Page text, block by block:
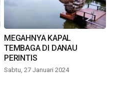
MEGAHNYA KAPAL
TEMBAGA DI DANAU
PERINTIS
Sabtu, 27 Januari 2024